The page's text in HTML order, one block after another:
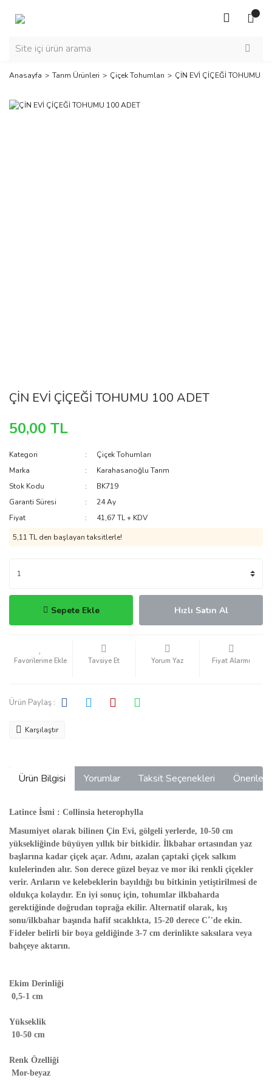
Anasayfa Tarım Ürünleri Çiçek Tohumları ÇİN EVİ ÇİÇEĞİ TOHUMU
ÇİN EVİ ÇİÇEĞİ TOHUMU 100 ADET
50,00 TL
Kategori
Çiçek Tohumları
Marka
Karahasanoğlu Tarım
Stok Kodu
BK719
Garanti Süresi
24 Ay
Fiyat
41,67 TL + KDV
5,11 TL den başlayan taksitlerle!
Sepete Ekle Hızlı Satın Al
Tavsiye Et Yorum Yaz Fiyat Alarmı
Ürün Paylaş :
Karşılaştır
Ürün Bilgisi Yorumlar Taksit Seçenekleri
Latince İsmi : Collinsia heterophylla
Masumiyet olarak bilinen Çin Evi, gölgeli yerlerde, 10-50 cm
yüksekliğinde büyüyen yıllık bir bitkidir. İlkbahar ortasından yaz
başlarına kadar çiçek açar. Adını, azalan çaptaki çiçek salkım
kulelerinden alır. Son derece güzel beyaz ve mor iki renkli çiçekler
verir. Arıların ve kelebeklerin bayıldığı bu bitkinin yetiştirilmesi de
oldukça kolaydır. En iyi sonuç için, tohumlar ilkbaharda
gerektiğinde doğrudan toprağa ekilir. Alternatif olarak, kış
sonu/ilkbahar başında hafif sıcaklıkta, 15-20 derece C˚'de ekin.
Fideler belirli bir boya geldiğinde 3-7 cm derinlikte saksılara veya
bahçeye aktarın.
Ekim Derinliği
0,5-1 cm
Yükseklik
10-50 cm
Renk Özelliği
Mor-beyaz